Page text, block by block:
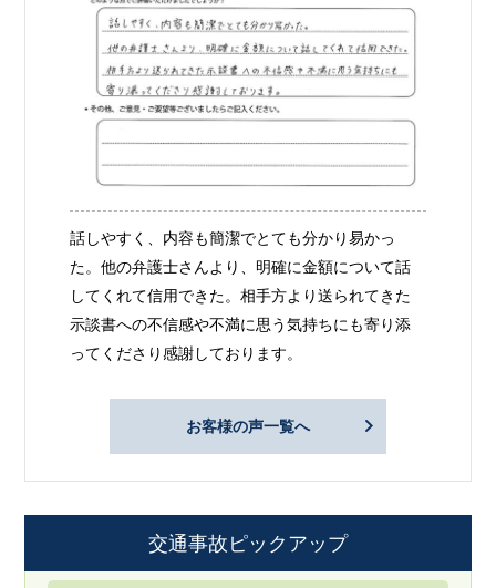
話しやすく、内容も簡潔でとても分かり易かっ
た。他の弁護士さんより、明確に金額について話
してくれて信用できた。相手方より送られてきた
示談書への不信感や不満に思う気持ちにも寄り添
ってくださり感謝しております。
お客様の声一覧へ
交通事故ピックアップ